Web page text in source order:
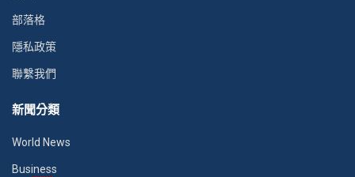
部落格
隱私政策
聯繫我們
新聞分類
World News
Business